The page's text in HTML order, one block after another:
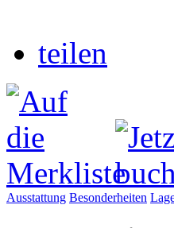
teilen
Ausstattung Besonderheiten